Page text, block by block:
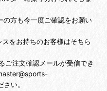
の方も今一度ご確認をお願い
をお持ちのお客様はそちら
ご注文確認メールが受信でき
い。